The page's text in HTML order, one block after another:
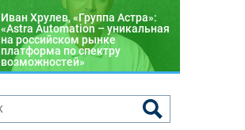
Иван Хрулев, «Группа Астра»:
«Astra Automation – уникальная
на российском рынке
платформа по спектру
возможностей»